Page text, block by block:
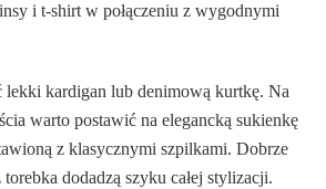
i t-shirt w połączeniu z wygodnymi
lekki kardigan lub denimową kurtkę. Na
warto postawić na elegancką sukienkę
z klasycznymi szpilkami. Dobrze
dodadzą szyku całej stylizacji.